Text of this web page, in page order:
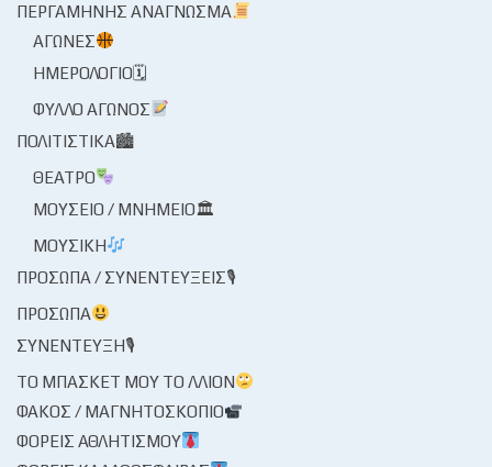
ΠΕΡΓΑΜΗΝΉΣ ΑΝΆΓΝΩΣΜΑ
ΑΓΏΝΕΣ
ΗΜΕΡΟΛΌΓΙΟ🗓
ΦΎΛΛΟ ΑΓΏΝΟΣ
ΠΟΛΙΤΙΣΤΙΚΆ🏙
ΘΈΑΤΡΟ
ΜΟΥΣΕΊΟ / ΜΝΗΜΕΊΟ🏛
ΜΟΥΣΙΚΉ
ΠΡΌΣΩΠΑ / ΣΥΝΕΝΤΕΎΞΕΙΣ🎙
ΠΡΌΣΩΠΑ
ΣΥΝΈΝΤΕΥΞΗ🎙
ΤΟ ΜΠΆΣΚΕΤ ΜΟΥ ΤΟ ΛΛΊΟΝ
ΦΑΚΌΣ / ΜΑΓΝΗΤΟΣΚΌΠΙΟ
ΦΟΡΕΊΣ ΑΘΛΗΤΙΣΜΟΎ